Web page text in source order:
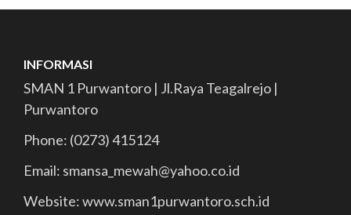
INFORMASI
SMAN 1 Purwantoro | Jl.Raya Teagalrejo |
Purwantoro
Phone: (0273) 415124
Email: smansa_mewah@yahoo.co.id
Website: www.sman1purwantoro.sch.id